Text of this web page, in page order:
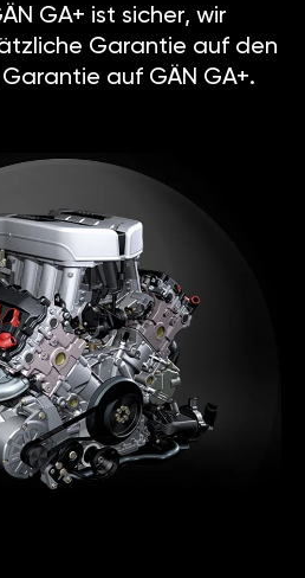
GA+ ist sicher, wir
Garantie auf den
auf GÄN GA+.